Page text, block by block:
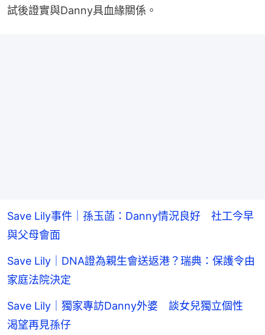
試後證實與Danny具血緣關係。
Save Lily事件｜孫玉菡：Danny情況良好 社工今早
與父母會面
Save Lily｜DNA證為親生會送返港？瑞典：保護令由
家庭法院決定
Save Lily｜獨家專訪Danny外婆 談女兒獨立個性
渴望再見孫仔